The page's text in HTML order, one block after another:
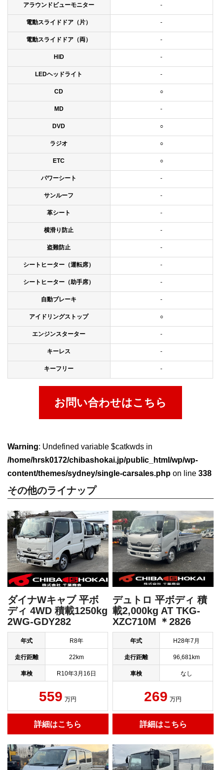
アラウンドビューモニター -
電動スライドドア（片） -
電動スライドドア（両） -
HID -
LEDヘッドライト -
CD ○
MD -
DVD ○
ラジオ ○
ETC ○
パワーシート -
サンルーフ -
革シート -
横滑り防止 -
盗難防止 -
シートヒーター（運転席） -
シートヒーター（助手席） -
自動ブレーキ -
アイドリングストップ ○
エンジンスターター -
キーレス -
キーフリー -
お問い合わせはこちら
Warning: Undefined variable $catkwds in
/home/hrsk0172/chibashokai.jp/public_html/wp/wp-
content/themes/sydney/single-carsales.php on line 338
その他のライナップ
ダイナWキャブ 平ボ
ディ 4WD 積載1250kg
2WG-GDY282
年式 R8年
走行距離 22km
車検 R10年3月16日
559 万円
詳細はこちら
デュトロ 平ボディ 積
載2,000kg AT TKG-
XZC710M ＊2826
年式 H28年7月
走行距離 96,681km
車検 なし
269 万円
詳細はこちら